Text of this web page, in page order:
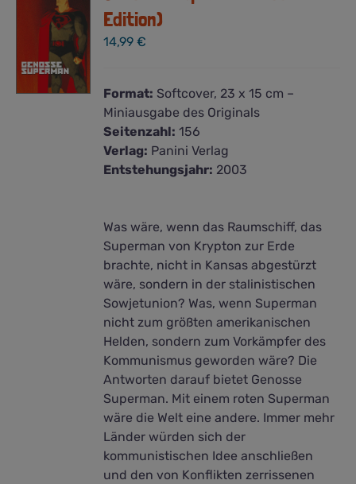
Edition)
14,99€
Format: Softcover, 23 x 15 cm –
Miniausgabe des Originals
Seitenzahl: 156
Verlag: Panini Verlag
Entstehungsjahr: 2003
Was wäre, wenn das Raumschiff, das
Superman von Krypton zur Erde
brachte, nicht in Kansas abgestürzt
wäre, sondern in der stalinistischen
Sowjetunion? Was, wenn Superman
nicht zum größten amerikanischen
Helden, sondern zum Vorkämpfer des
Kommunismus geworden wäre? Die
Antworten darauf bietet Genosse
Superman. Mit einem roten Superman
wäre die Welt eine andere. Immer mehr
Länder würden sich der
kommunistischen Idee anschließen
und den von Konflikten zerrissenen